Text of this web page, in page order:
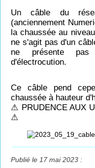
Un câble du
(anciennement
la chaussée au
ne s'agit pas d'un
ne présente
d'électrocution.
Ce câble pend
chaussée à hauteur
⚠ PRUDENCE AUX
⚠
Publié le 17 mai 2023 :